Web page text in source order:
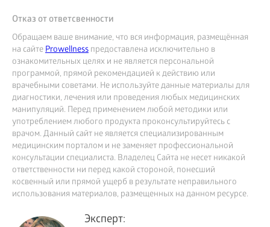
Отказ от ответсвенности
Обращаем ваше внимание, что вся информация, размещённая
на сайтеProwellness предоставлена исключительно в
ознакомительных целях и не является персональной
программой, прямой рекомендацией к действию или
врачебными советами. Не используйте данные материалы для
диагностики, лечения или проведения любых медицинских
манипуляций. Перед применением любой методики или
употреблением любого продукта проконсультируйтесь с
врачом. Данный сайт не является специализированным
медицинским порталом и не заменяет профессиональной
консультации специалиста. Владелец Сайта не несет никакой
ответственности ни перед какой стороной, понесший
косвенный или прямой ущерб в результате неправильного
использования материалов, размещенных на данном ресурсе.
Эксперт: